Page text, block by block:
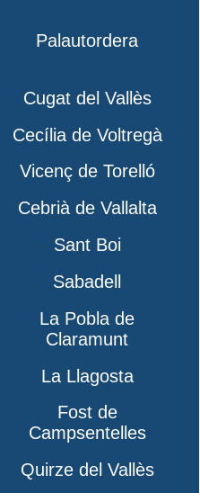
Palautordera
Cugat del Vallès
Cecília de Voltregà
Vicenç de Torelló
Cebrià de Vallalta
Sant Boi
Sabadell
La Pobla de
Claramunt
La Llagosta
Fost de
Campsentelles
Quirze del Vallès